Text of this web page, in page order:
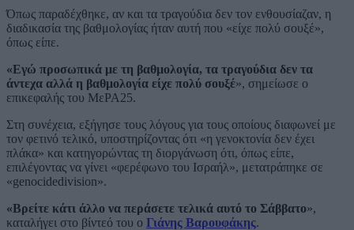
Όπως παραδέχθηκε, αν και τα τραγούδια δεν τον ενθουσίαζαν, η
διαδικασία της βαθμολογίας ήταν αυτή που «είχε πολύ σουξέ»,
όπως είπε.
«Εγώ προσωπικά με τη βαθμολογία, τα τραγούδια δεν τα
άντεχα αλλά η βαθμολογία είχε πολύ σουξέ», σημείωσε ο
επικεφαλής του ΜεΡΑ25.
Στη συνέχεια, εξήγησε τους λόγους για τους οποίους διαφωνεί με
τον φετινό τελικό, υποστηρίζοντας ότι «η γενοκτονία δεν έχει
πλάκα» και κατηγορώντας τη διοργάνωση ότι, όπως είπε,
επιλέγοντας να γίνει «φερέφωνο του Ισραήλ», μετατράπηκε σε
«genocidedivision».
«Βρείτε κάτι άλλο να περάσετε τελικά αυτό το Σάββατο»,
καταλήγει στο βίντεό του ο Γιάνης Βαρουφάκης.